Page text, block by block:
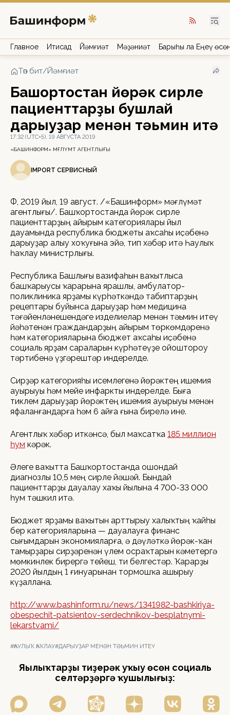
Главное Иҡтисад Йәмғиәт Мәҙәниәт Барыһы ла Еңеү
Төп бит/Йәмғиәт
Башҡортостан йөрәк сирле
пациенттарҙы бушлай
дарыуҙар менән тәьмин итә
17:32 (UTC+5), 19 АВГУСТА 2019
«БАШИНФОРМ» МӘҒЛҮМӘТ АГЕНТЛЫҒЫ
IMPORT СЕРВИСНЫЙ
ӨФӨ, 2019 йыл, 19 август. /«Башинформ» мәғлүмәт
агентлығы/. Башҡортостанда йөрәк сирле
пациенттарҙың айырым категориялары йыл
дауамында республика бюджеты аҡсаһы иҫәбенә
дарыуҙар алыу хоҡуғына эйә, тип хәбәр итә Һаулыҡ
һаҡлау министрлығы.
Республика Башлығы вазифаһын ваҡытлыса
башҡарыусы ҡарарына ярашлы, амбулатор-
поликлиника ярҙамы күрһәткәндә табиптарҙың
рецептары буйынса дарыуҙар һәм медицина
тәғәйенләнешендәге изделиелар менән тәьмин итеү
йәһәтенән граждандарҙың айырым төркөмдәренә
һәм категорияларына бюджет аҡсаһы иҫәбенә
социаль ярҙам сараларын күрһәтеүҙе ойоштороу
тәртибенә үҙгәрештәр индерелде.
Сирҙәр категорияһы исемлегенә йөрәктең ишемия
ауырыуы һәм мейе инфаркты индерелде. Быға
тиклем дарыуҙар йөрәктең ишемия ауырыуы менән
яфаланғандарға һәм 6 айға ғына бирелә ине.
Агентлыҡ хәбәр иткәнсә, был маҡсатҡа 185 миллион
һум кәрәк.
Әлеге ваҡытта Башҡортостанда ошондай
диагнозлы 10,5 мең сирле йәшәй. Бындай
пациенттарҙы дауалау хаҡы йылына 4 700-33 000
һум тәшкил итә.
Бюджет ярҙамы ваҡытын арттырыу халыҡтың ҡайһы
бер категорияларына — дауалауға финанс
сығымдарын экономияларға, ә дәүләткә йөрәк-ҡан
тамырҙары сирҙәренән үлем осраҡтарын кәметергә
мөмкинлек бирергә тейеш, ти белгестәр. Ҡарарҙы
2020 йылдың 1 ғинуарынан тормошҡа ашырыу
күҙаллана.
http://www.bashinform.ru/news/1341982-bashkiriya-
obespechit-patsientov-serdechnikov-besplatnymi-
lekarstvami/
#ҺАУЛЫҠ ҺАҠЛАУ#ДАРЫУҘАР МЕНӘН ТӘЬМИН ИТЕҮ
Яңылыҡтарҙы тиҙерәк уҡыу өсөн социаль
селтәрҙәргә ҡушылығыҙ: